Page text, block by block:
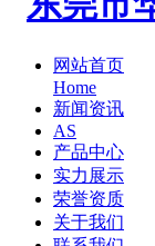
网站首页
Home
新闻资讯
AS
产品中心
实力展示
荣誉资质
关于我们